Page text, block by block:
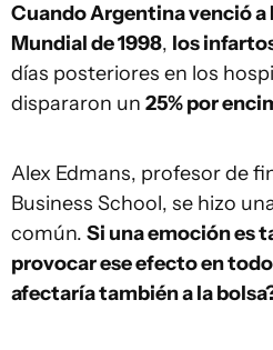
Cuando Argentina venció a
Mundial de 1998, los
días posteriores en los
dispararon un 25% por
Alex Edmans, profesor de
Business School, se hizo
común. Si una emoción es
provocar ese efecto en
afectaría también a la